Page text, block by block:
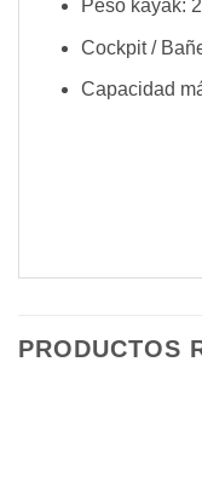
Peso kayak:
Cockpit /
Capacidad
PRODUCTOS